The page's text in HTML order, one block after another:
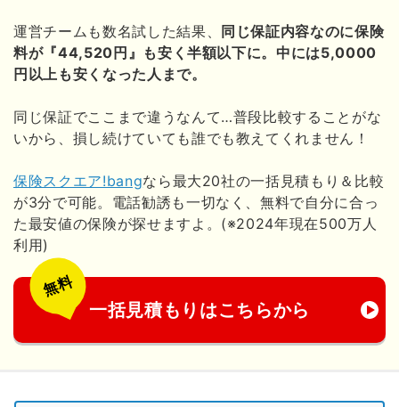
運営チームも数名試した結果、
同じ保証内容なのに保険
料が『44,520円』も安く半額以下に。中には5,0000
円以上も安くなった人まで。
同じ保証でここまで違うなんて…普段比較することがな
いから、損し続けていても誰でも教えてくれません！
保険スクエア!bangなら最大20社の一括見積もり＆比較
が3分で可能。電話勧誘も一切なく、無料で自分に合っ
た最安値の保険が探せますよ。(※2024年現在500万人
利用)
無料
一括見積もりはこちらから